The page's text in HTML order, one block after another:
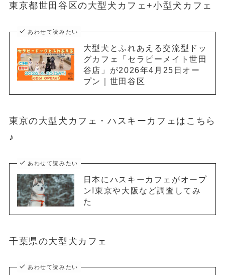
東京都世田谷区の大型犬カフェ+小型犬カフェ
あわせて読みたい
大型犬とふれあえる交流型ドッ
グカフェ「セラピーメイト世田
谷店」が2026年4月25日オー
プン｜世田谷区
東京の大型犬カフェ・ハスキーカフェはこちら
♪
あわせて読みたい
日本にハスキーカフェがオープ
ン!東京や大阪など調査してみ
た
千葉県の大型犬カフェ
あわせて読みたい